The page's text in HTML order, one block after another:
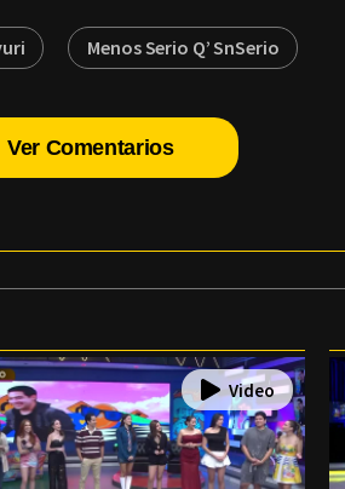
Menos Serio Q’ SnSerio
Ver Comentarios